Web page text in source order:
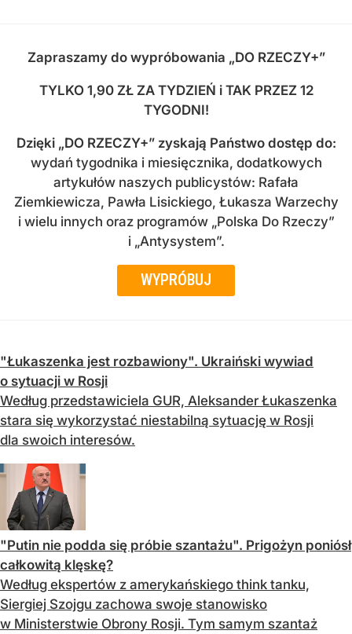
Zapraszamy do wypróbowania „DO RZECZY+”
TYLKO 1,90 ZŁ ZA TYDZIEŃ i TAK PRZEZ 12
TYGODNI!
Dzięki „DO RZECZY+” zyskają Państwo dostęp do:
wydań tygodnika i miesięcznika, dodatkowych
artykułów naszych publicystów: Rafała
Ziemkiewicza, Pawła Lisickiego, Łukasza Warzechy
i wielu innych oraz programów „Polska Do Rzeczy”
i „Antysystem”.
WYPRÓBUJ
"Łukaszenka jest rozbawiony". Ukraiński wywiad
o sytuacji w Rosji
Według przedstawiciela GUR, Aleksander Łukaszenka
stara się wykorzystać niestabilną sytuację w Rosji
dla swoich interesów.
"Putin nie podda się próbie szantażu". Prigożyn poniósł
całkowitą klęskę?
Według ekspertów z amerykańskiego think tanku,
Siergiej Szojgu zachowa swoje stanowisko
w Ministerstwie Obrony Rosji. Tym samym szantaż